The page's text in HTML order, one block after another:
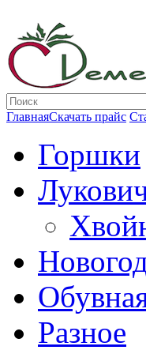
ГлавнаяСкачать прайс
Горшки
Разное